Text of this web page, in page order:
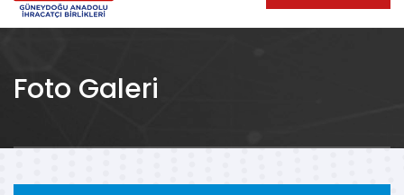
Foto Galeri